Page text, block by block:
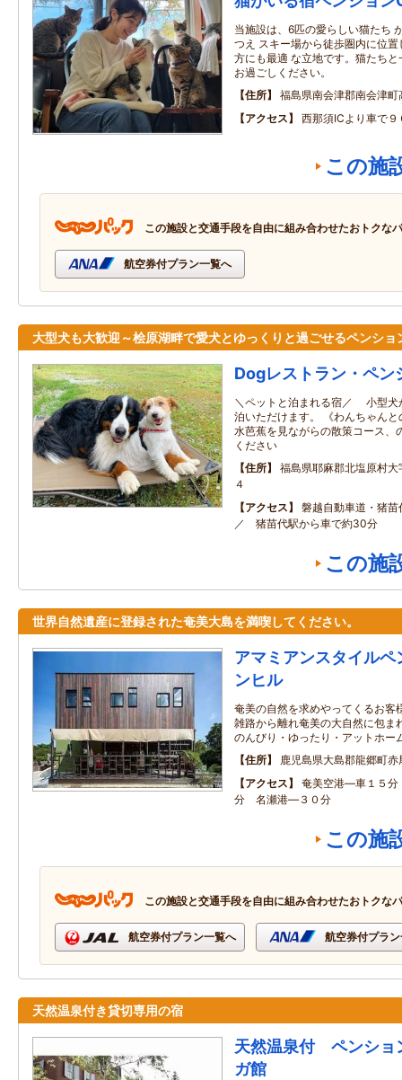
当施設は、6匹の愛らしい猫たち
つえ スキー場から徒歩圏内に位
方にも最適 な立地です。猫たち
お過ごしください。
住所
福島県南会津郡南会津町
アクセス
西那須ICより車で９
この施
この施設と交通手段を自由に組み合わせたおトクな
航空券付プラン一覧へ
大型犬も大歓迎～桧原湖畔で愛犬とゆっくりと過ごせるペンショ
Dogレストラン・ペン
＼ペットと泊まれる宿／ 小型犬
泊いただけます。 《わんちゃん
水芭蕉を見ながらの散策コース、
ください
住所
福島県耶麻郡北塩原村
４
アクセス
磐越自動車道・猪
／ 猪苗代駅から車で約30分
この施
世界自然遺産に登録された奄美大島を満喫してください。
アマミアンスタイル
ンヒル
奄美の自然を求めやってくるお客
雑路から離れ奄美の大自然に包ま
のんびり・ゆったり・アットホー
住所
鹿児島県大島郡龍郷町
アクセス
奄美空港―車１５
分 名瀬港―３０分
この施
この施設と交通手段を自由に組み合わせたおトクな
航空券付プラン一覧へ 航空券付プラ
天然温泉付き貸切専用の宿
天然温泉付 ペンシ
ガ館